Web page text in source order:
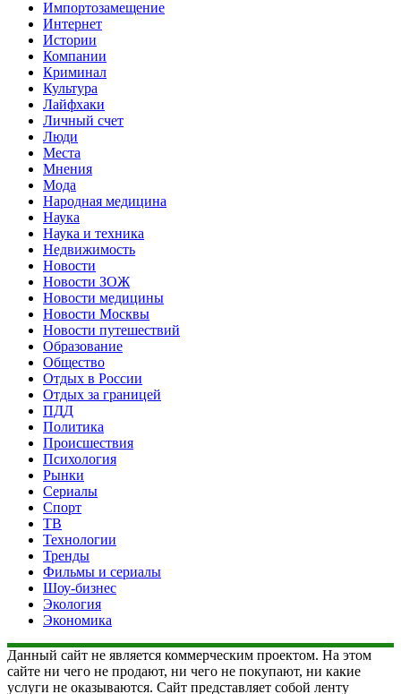
Импортозамещение
Интернет
Истории
Компании
Криминал
Культура
Лайфхаки
Личный счет
Люди
Места
Мнения
Мода
Народная медицина
Наука
Наука и техника
Недвижимость
Новости
Новости ЗОЖ
Новости медицины
Новости Москвы
Новости путешествий
Образование
Общество
Отдых в России
Отдых за границей
ПДД
Политика
Происшествия
Психология
Рынки
Сериалы
Спорт
ТВ
Технологии
Тренды
Фильмы и сериалы
Шоу-бизнес
Экология
Экономика
Данный сайт не является коммерческим проектом. На этом
сайте ни чего не продают, ни чего не покупают, ни какие
услуги не оказываются. Сайт представляет собой ленту